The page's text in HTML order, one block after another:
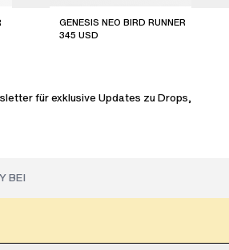
GENESIS NEO BIRD RUNNER
345 USD
für exklusive Updates zu Drops,